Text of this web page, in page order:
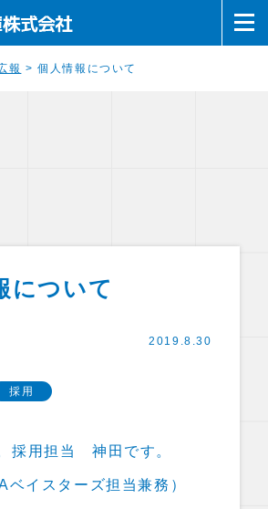
報 >個人情報について
について
2019.8.30
採用
採用担当 神田です。
ベイスターズ担当兼務）